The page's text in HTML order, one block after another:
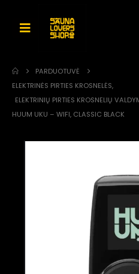
PARDUOTUVĖ
ELEKTRINĖS PIRTIES KROSNELĖS,
ELEKTRINIŲ PIRTIES KROSNELIŲ
HUUM UKU – WIFI, CLASSIC BLACK